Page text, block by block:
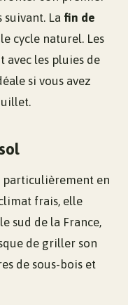
La fin de
cycle naturel. Les
avec les pluies de
si vous avez
particulièrement en
frais, elle
sud de la France,
de griller son
de sous-bois et